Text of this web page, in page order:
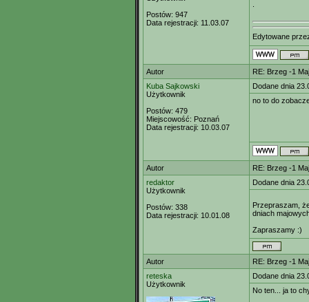
Postów: 947
Data rejestracji: 11.03.07
Edytowane
Autor
RE: Brzeg -1
Kuba Sajkowski
Użytkownik
Postów: 479
Miejscowość: Poznań
Data rejestracji: 10.03.07
Dodane dnia
no to do
Autor
RE: Brzeg -1
redaktor
Użytkownik
Postów: 338
Data rejestracji: 10.01.08
Dodane dnia
Przepraszam,
dniach
Zapraszamy :)
Autor
RE: Brzeg -1
reteska
Użytkownik
Dodane dnia
No ten... ja to